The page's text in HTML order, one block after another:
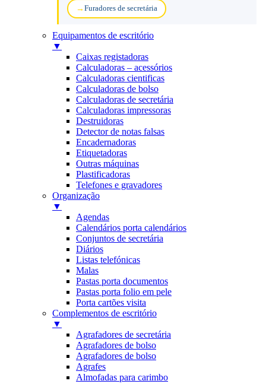
Furadores de secretária
Equipamentos de escritório
▼
Caixas registadoras
Calculadoras – acessórios
Calculadoras cientificas
Calculadoras de bolso
Calculadoras de secretária
Calculadoras impressoras
Destruidoras
Detector de notas falsas
Encadernadoras
Etiquetadoras
Outras máquinas
Plastificadoras
Telefones e gravadores
Organização
▼
Agendas
Calendários porta calendários
Conjuntos de secretária
Diários
Listas telefónicas
Malas
Pastas porta documentos
Pastas porta folio em pele
Porta cartões visita
Complementos de escritório
▼
Agrafadores de secretária
Agrafadores de bolso
Agrafadores de bolso
Agrafes
Almofadas para carimbo